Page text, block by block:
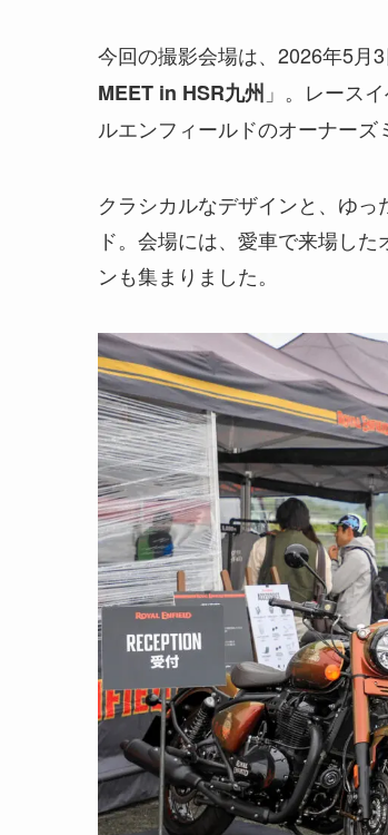
今回の撮影会場は、2026年5月
MEET in HSR九州 」。レース
ルエンフィールドのオーナーズ
クラシカルなデザインと、ゆ
ド。会場には、愛車で来場し
ンも集まりました。